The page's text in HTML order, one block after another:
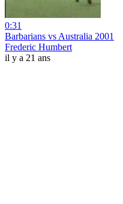
0:31
Barbarians vs Australia 2001
Frederic Humbert
il y a 21 ans